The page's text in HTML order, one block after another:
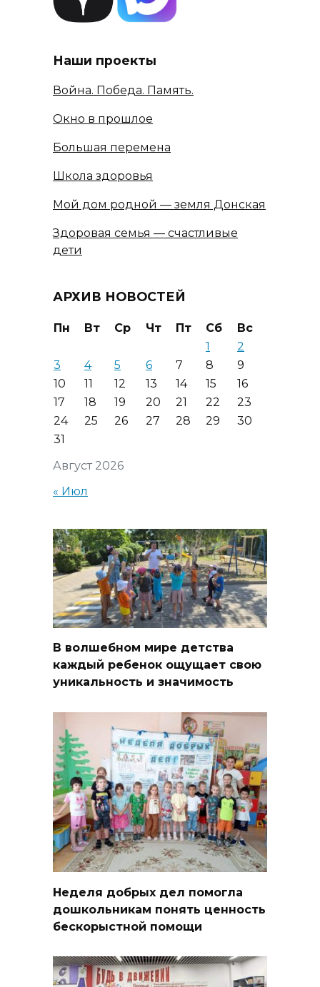
Наши проекты
Война. Победа. Память.
Окно в прошлое
Большая перемена
Школа здоровья
Мой дом родной — земля Донская
Здоровая семья — счастливые
дети
АРХИВ НОВОСТЕЙ
Август 2026
Пн Вт Ср Чт Пт Сб
Вс
1
2
3
4 5 6 7 8
9
10
11 12 13 14 15
16
17
18 19 20 21 22
23
24
25 26 27 28 29
30
31
« Июл
В волшебном мире детства
каждый ребенок ощущает свою
уникальность и значимость
Неделя добрых дел помогла
дошкольникам понять ценность
бескорыстной помощи